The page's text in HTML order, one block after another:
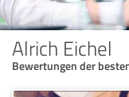
Alrich Eichel
Bewertungen der